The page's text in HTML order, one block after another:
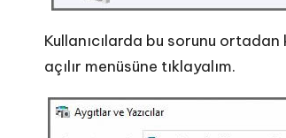
Kullanıcılarda bu sorunu ortadan
açılır menüsüne tıklayalım.